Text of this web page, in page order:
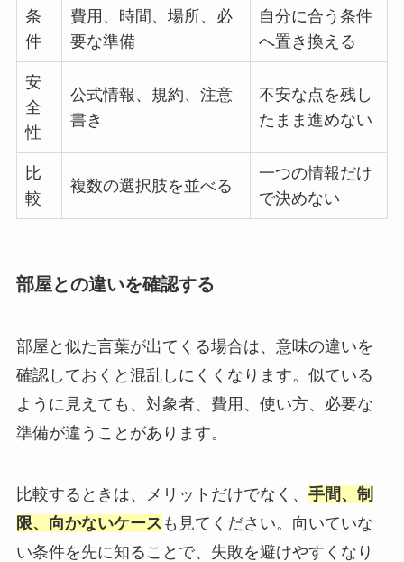
条
件
費用、時間、場所、必
要な準備
自分に合う条件
へ置き換える
安
全
性
公式情報、規約、注意
書き
不安な点を残し
たまま進めない
比
較
複数の選択肢を並べる
一つの情報だけ
で決めない
部屋との違いを確認する
部屋と似た言葉が出てくる場合は、意味の違いを
確認しておくと混乱しにくくなります。似ている
ように見えても、対象者、費用、使い方、必要な
準備が違うことがあります。
比較するときは、メリットだけでなく、 手間、制
限、向かないケース も見てください。向いていな
い条件を先に知ることで、失敗を避けやすくなり